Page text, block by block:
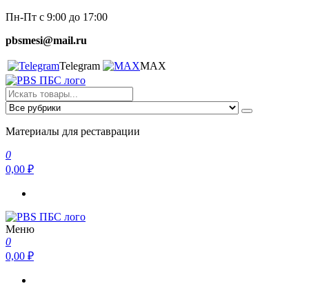
Перейти
содержимому
Пн-Пт с 9:00 до 17:00
pbsmesi@mail.ru
Telegram MAX
Пескобетон. Смеси
Материалы для реставрации
Материалы для реставрации
0
0,00 ₽
Пескобетон. Смеси
Материалы для реставрации
Меню
0
0,00 ₽